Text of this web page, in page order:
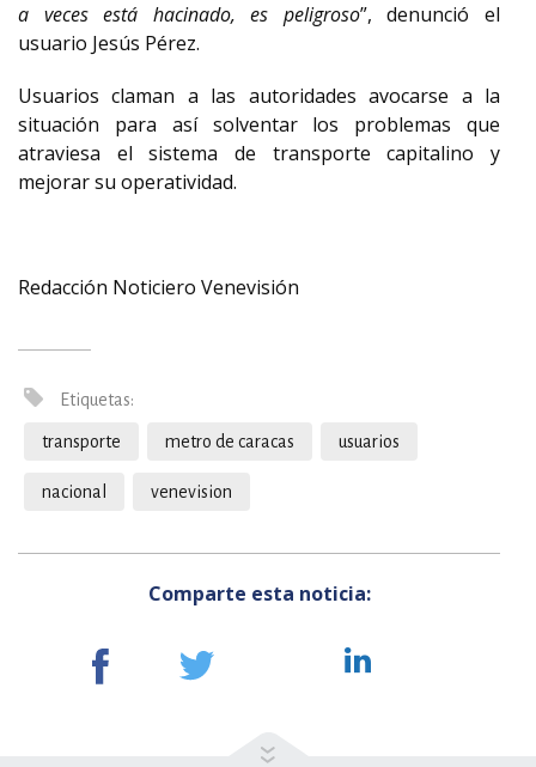
a veces está hacinado, es peligroso”, denunció el
usuario Jesús Pérez.
Usuarios claman a las autoridades avocarse a la
situación para así solventar los problemas que
atraviesa el sistema de transporte capitalino y
mejorar su operatividad.
Redacción Noticiero Venevisión
Etiquetas:
transporte metro de caracas usuarios
nacional venevision
Comparte esta noticia: